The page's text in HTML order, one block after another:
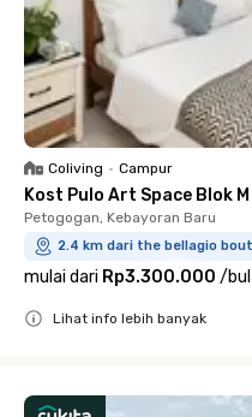
Coliving • Campur
Kost Pulo Art Space Blok M
Petogogan, Kebayoran Baru
2.4 km dari the bellagio
mulai dari Rp3.300.000 /
Lihat info lebih banyak